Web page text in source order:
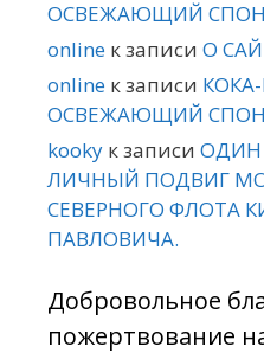
ОСВЕЖАЮЩИЙ
online к записи О
online к записи
ОСВЕЖАЮЩИЙ
kooky к записи ОДИН
ЛИЧНЫЙ ПОДВИГ
СЕВЕРНОГО ФЛОТА
ПАВЛОВИЧА.
Добровольное
пожертвование